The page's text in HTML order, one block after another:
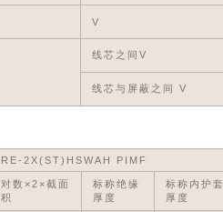
V
线芯之间V
线芯与屏蔽之间 V
RE-2X(ST)HSWAH PIMF
对数×2×截面
积
标称绝缘
厚度
标称内护套
厚度